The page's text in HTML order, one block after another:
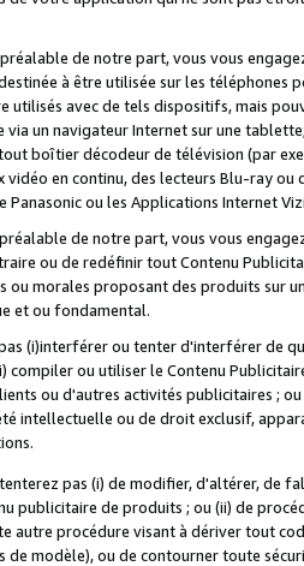
de notre part, vous vous
à être utilisée sur les téléphones
utilisés avec de tels dispositifs, mais
via un navigateur Internet sur une
boîtier décodeur de télévision (par
en continu, des lecteurs Blu-ray
Panasonic ou les Applications Internet
de notre part, vous vous
ou de redéfinir tout Contenu
ou morales proposant des produits sur
et ou fondamental.
(i)interférer ou tenter d'interférer de
compiler ou utiliser le Contenu
ou d'autres activités publicitaires ;
intellectuelle ou de droit exclusif,
pas (i) de modifier, d'altérer, de
publicitaire de produits ; ou (ii) de
autre procédure visant à dériver tout
modèle), ou de contourner toute